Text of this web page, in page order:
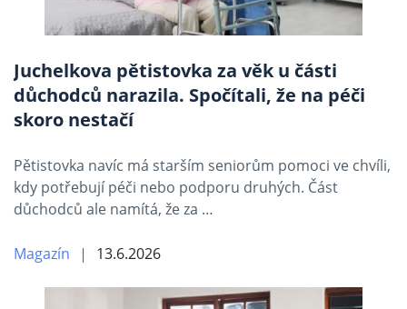
Juchelkova pětistovka za věk u části
důchodců narazila. Spočítali, že na péči
skoro nestačí
Pětistovka navíc má starším seniorům pomoci ve chvíli,
kdy potřebují péči nebo podporu druhých. Část
důchodců ale namítá, že za …
Magazín 13.6.2026